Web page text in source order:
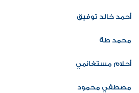
أحمد خالد توفيق
محمد طة
أحلام مستغانمي
مصطفي محمود